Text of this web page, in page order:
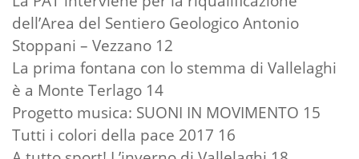
dell’Area del Sentiero Geologico Antonio
Stoppani – Vezzano 12
La prima fontana con lo stemma di Vallelaghi
è a Monte Terlago 14
Progetto musica: SUONI IN MOVIMENTO 15
Tutti i colori della pace 2017 16